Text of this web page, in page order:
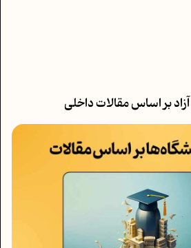
بر اساس مقالات داخلی